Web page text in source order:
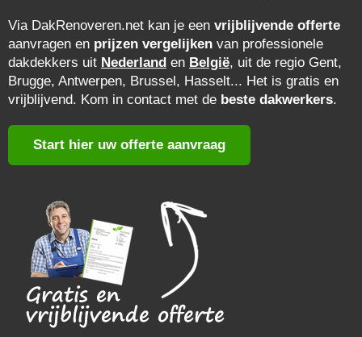
Via DakRenoveren.net kan je een vrijblijvende offerte
aanvragen en prijzen vergelijken van professionele
dakdekkers uit Nederland en België, uit de regio Gent,
Brugge, Antwerpen, Brussel, Hasselt... Het is gratis en
vrijblijvend. Kom in contact met de beste dakwerkers.
Start hier uw offerte aanvraag